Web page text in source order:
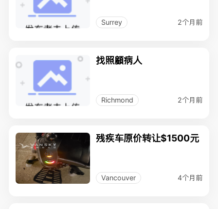
Surrey 2个月前
找照顧病人
Richmond 2个月前
残疾车原价转让$1500元
Vancouver 4个月前